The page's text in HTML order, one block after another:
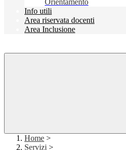
Orientamento
Info utili
Area riservata docenti
Area Inclusione
Home >
Servizi >